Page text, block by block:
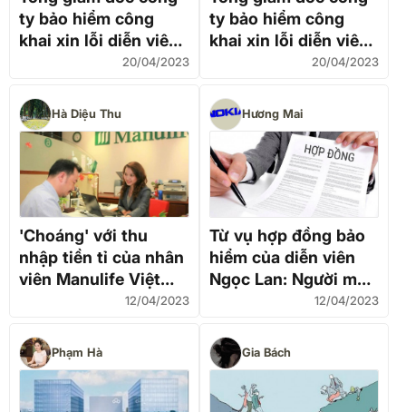
ty bảo hiểm công
khai xin lỗi diễn viên
20/04/2023
ty bảo hiểm công
khai xin lỗi diễn viên
20/04/2023
Hà Diệu Thu
'Choáng' với thu
nhập tiền tỉ của nhân
viên Manulife Việt
12/04/2023
Hương Mai
Từ vụ hợp đồng bảo
hiểm của diễn viên
Ngọc Lan: Người mua
cần cẩn trọng12/04/2023
Phạm Hà Gia Bách